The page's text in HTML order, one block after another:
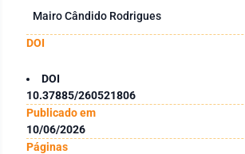
Mairo Cândido Rodrigues
DOI
DOI
10.37885/260521806
Publicado em
10/06/2026
Páginas